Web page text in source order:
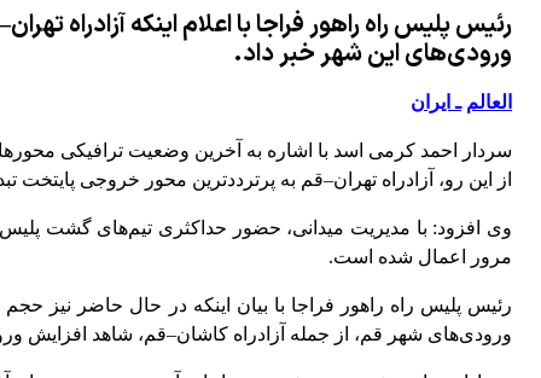
رئیس پلیس راه راهور فراجا با اعلام اینکه
ورودی‌های این شهر خبر داد.
العالم ـ ایران
سردار احمد کرمی اسد با اشاره به آخرین وضعیت ترافیکی
از این رو، آزادراه تهران–قم به پرترددترین محور خروجی
وی افزود: با مدیریت میدانی، حضور حداکثری تیم‌های گشت
مرور اعمال شده است.
رئیس پلیس راه راهور فراجا با بیان اینکه در حال حاضر نیز
ورودی‌های شهر قم، از جمله آزادراه کاشان–قم، شاهد افزایش